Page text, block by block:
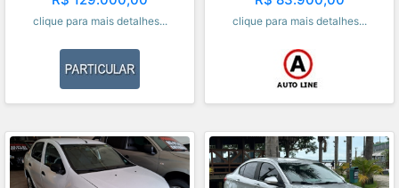
clique para mais detalhes... clique para mais detalhes...